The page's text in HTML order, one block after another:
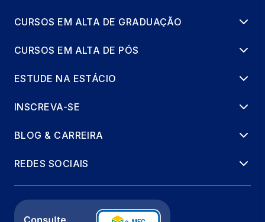
CURSOS EM ALTA DE GRADUAÇÃO
CURSOS EM ALTA DE PÓS
ESTUDE NA ESTÁCIO
INSCREVA-SE
BLOG & CARREIRA
REDES SOCIAIS